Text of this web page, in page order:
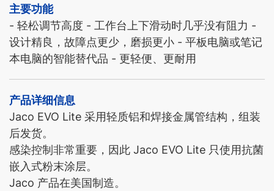
主要功能
- 轻松调节高度 - 工作台上下滑动时几乎没有阻力 -
设计精良，故障点更少，磨损更小 - 平板电脑或笔记
本电脑的智能替代品 - 更轻便、更耐用
产品详细信息
Jaco EVO Lite 采用轻质铝和焊接金属管结构，组装
后发货。
感染控制非常重要，因此 Jaco EVO Lite 只使用抗菌
嵌入式粉末涂层。
Jaco 产品在美国制造。